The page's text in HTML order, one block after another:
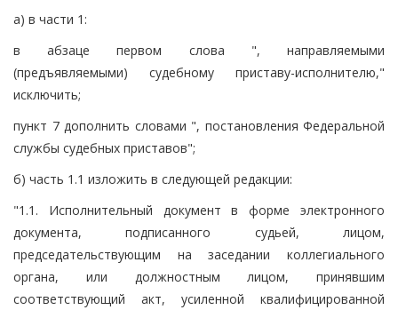
а) в части 1:
в абзаце первом слова ", направляемыми
(предъявляемыми) судебному приставу-исполнителю,"
исключить;
пункт 7 дополнить словами ", постановления Федеральной
службы судебных приставов";
б) часть 1.1 изложить в следующей редакции:
"1.1. Исполнительный документ в форме электронного
документа, подписанного судьей, лицом,
председательствующим на заседании коллегиального
органа, или должностным лицом, принявшим
соответствующий акт, усиленной квалифицированной